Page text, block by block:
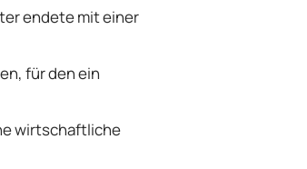
endete mit einer
für den ein
wirtschaftliche